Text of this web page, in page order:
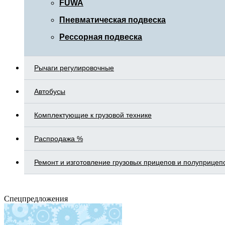
FUWA
Пневматическая подвеска
Рессорная подвеска
Рычаги регулировочные
Автобусы
Комплектующие к грузовой технике
Распродажа %
Ремонт и изготовление грузовых прицепов и
Спецпредложения